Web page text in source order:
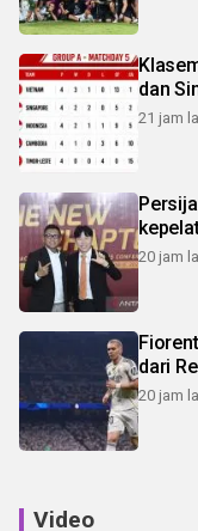
dan
21 jam
20 jam
dari
20 jam
Video